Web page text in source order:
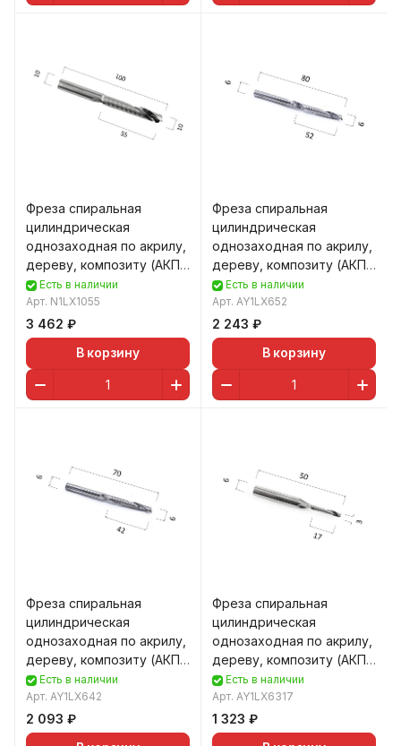
Фреза спиральная
цилиндрическая
однозаходная по акрилу,
дереву, композиту (АКП)
DJTOL N1LX1055
Есть в наличии
Арт. N1LX1055
3 462 ₽
В корзину
Фреза спиральная
цилиндрическая
однозаходная по акрилу,
дереву, композиту (АКП)
DJTOL AY1LX652
Есть в наличии
Арт. AY1LX652
2 243 ₽
В корзину
Фреза спиральная
цилиндрическая
однозаходная по акрилу,
дереву, композиту (АКП)
DJTOL AY1LX642
Есть в наличии
Арт. AY1LX642
2 093 ₽
Фреза спиральная
цилиндрическая
однозаходная по акрилу,
дереву, композиту (АКП)
DJTOL AY1LX6317
Есть в наличии
Арт. AY1LX6317
1 323 ₽